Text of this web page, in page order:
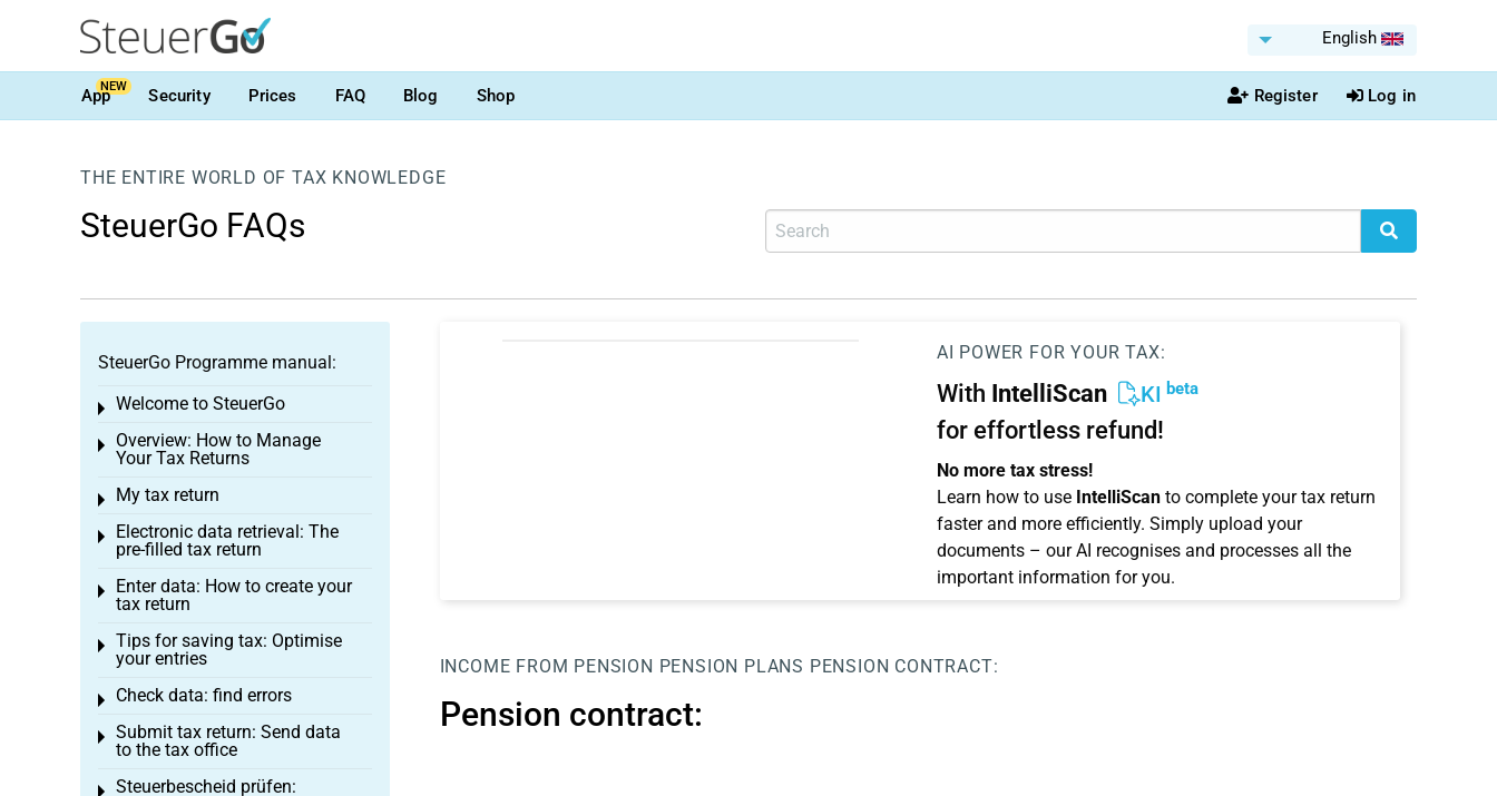
English
AppNEW Security Prices FAQ Blog Shop Register Log in
THE ENTIRE WORLD OF TAX KNOWLEDGE
SteuerGo FAQs
AI POWER FOR YOUR TAX:
With IntelliScan KI beta
for effortless refund!
No more tax stress!
Learn how to use IntelliScanto complete your tax return
faster and more efficiently. Simply upload your
documents – our AI recognises and processes all the
important information for you.
INCOME FROM PENSION PENSION PLANS PENSION CONTRACT:
Pension contract:
SteuerGo Programme manual:
Welcome to SteuerGo
Toggle menu
Overview: How to Manage
Your Tax Returns
Toggle menu
My tax return
Toggle menu
Electronic data retrieval: The
pre-filled tax return
Toggle menu
Enter data: How to create your
tax return
Toggle menu
Tips for saving tax: Optimise
your entries
Toggle menu
Check data: find errors
Toggle menu
Submit tax return: Send data
to the tax office
Toggle menu
Steuerbescheid prüfen: